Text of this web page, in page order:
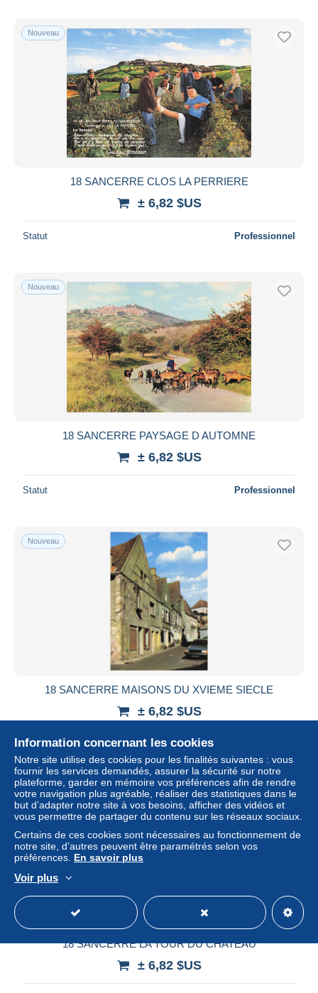
Nouveau
18 SANCERRE CLOS LA PERRIERE
± 6,82 $US
Statut Professionnel
Nouveau
18 SANCERRE PAYSAGE D AUTOMNE
± 6,82 $US
Statut Professionnel
Nouveau
18 SANCERRE MAISONS DU XVIEME SIECLE
± 6,82 $US
Statut
Nouveau
18 SANCERRE LA TOUR DU CHATEAU
± 6,82 $US
Information concernant les cookies
Notre site utilise des cookies pour les finalités suivantes : vous
fournir les services demandés, assurer la sécurité sur notre
plateforme, garder en mémoire vos préférences afin de rendre
votre navigation plus agréable, réaliser des statistiques dans le
but d’adapter notre site à vos besoins, afficher des vidéos et
vous permettre de partager du contenu sur les réseaux sociaux.
Certains de ces cookies sont nécessaires au fonctionnement de
notre site, d’autres peuvent être paramétrés selon vos
préférences. En savoir plus
Voir plus